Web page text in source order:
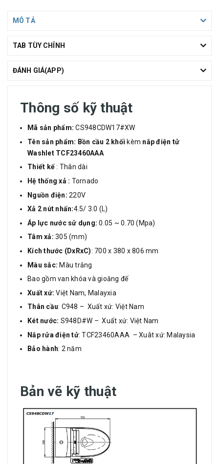
MÔ TẢ
TAB TÙY CHỈNH
ĐÁNH GIÁ(APP)
Thông số kỹ thuật
Mã sản phẩm: CS948CDW17#XW
Tên sản phẩm: Bồn cầu 2 khối kèm nắp điện tử
Washlet TCF23460AAA
Thiết kế: Thân dài
Hệ thống xả : Tornado
Nguồn điện: 220V
Xả 2 nút nhấn:4.5/ 3.0 (L)
Áp lực nước sử dụng: 0.05 ~ 0.70 (Mpa)
Tâm xả: 305 (mm)
Kích thước (DxRxC): 700 x 380 x 806 mm
Màu sắc: Màu trắng
Bao gồm van khóa và gioăng đế
Xuất xứ: Việt Nam, Malayxia
Thân cầu: C948 – Xuất xứ: Việt Nam
Két nước: S948D#W – Xuất xứ: Việt Nam
Nắp rửa điện tử: TCF23460AAA – Xuât xứ: Malaysia
Bảo hành: 2 năm
Bản vẽ kỹ thuật